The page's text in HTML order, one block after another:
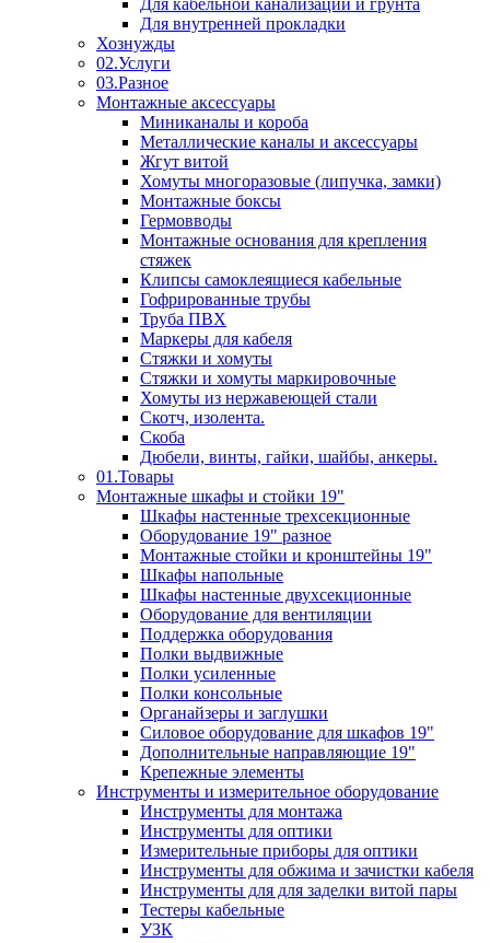
Для кабельной канализации и грунта
Для внутренней прокладки
Хознужды
02.Услуги
03.Разное
Монтажные аксессуары
Миниканалы и короба
Металлические каналы и аксессуары
Жгут витой
Хомуты многоразовые (липучка, замки)
Монтажные боксы
Гермовводы
Монтажные основания для крепления
стяжек
Клипсы самоклеящиеся кабельные
Гофрированные трубы
Труба ПВХ
Маркеры для кабеля
Стяжки и хомуты
Стяжки и хомуты маркировочные
Хомуты из нержавеющей стали
Скотч, изолента.
Скоба
Дюбели, винты, гайки, шайбы, анкеры.
01.Товары
Монтажные шкафы и стойки 19"
Шкафы настенные трехсекционные
Оборудование 19" разное
Монтажные стойки и кронштейны 19"
Шкафы напольные
Шкафы настенные двухсекционные
Оборудование для вентиляции
Поддержка оборудования
Полки выдвижные
Полки усиленные
Полки консольные
Органайзеры и заглушки
Силовое оборудование для шкафов 19"
Дополнительные направляющие 19"
Крепежные элементы
Инструменты и измерительное оборудование
Инструменты для монтажа
Инструменты для оптики
Измерительные приборы для оптики
Инструменты для обжима и зачистки кабеля
Инструменты для для заделки витой пары
Тестеры кабельные
УЗК